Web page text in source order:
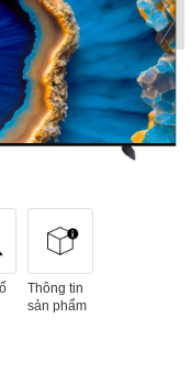
Thông tin
sản phẩm